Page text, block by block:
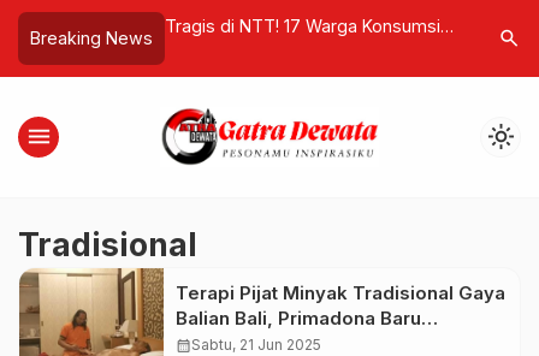
Breaking News
Naik ke Tahap
LH Tegaskan
Bali Tak Bisa
Tragis di NTT! 17 Warga Konsumsi
Otoritas Kesehatan Bergerak Cepat
Aksi
Lampah,
search
menu light_mode
Tradisional
Terapi Pijat Minyak Tradisional Gaya
Balian Bali, Primadona Baru
Wisatawan Domestik dan
calendar_monthSabtu, 21 Jun 2025